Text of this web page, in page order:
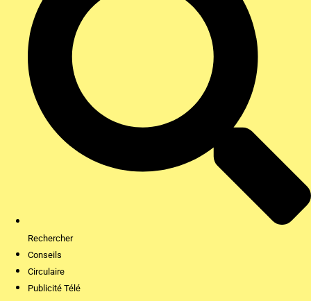
Rechercher
Conseils
Circulaire
Publicité Télé